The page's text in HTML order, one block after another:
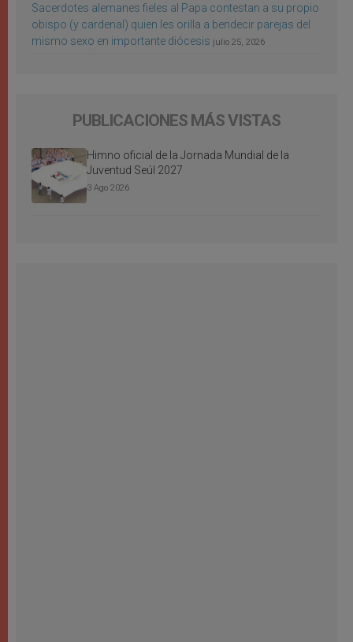
Sacerdotes alemanes fieles al Papa contestan a su propio
obispo (y cardenal) quien les orilla a bendecir parejas del
mismo sexo en importante diócesis julio 25, 2026
PUBLICACIONES MÁS VISTAS
Himno oficial de la Jornada Mundial de la
Juventud Seúl 2027
3 Ago 2026